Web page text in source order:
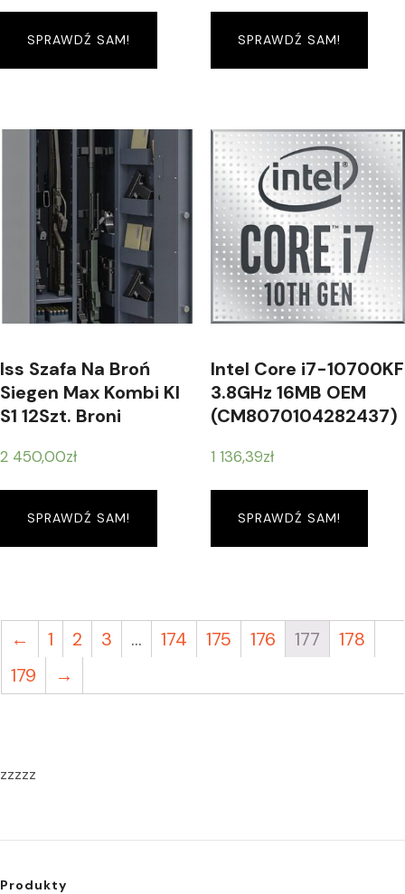
SPRAWDŹ SAM! SPRAWDŹ SAM!
Iss Szafa Na Broń
Siegen Max Kombi Kl
S1 12Szt. Broni
2 450,00zł
SPRAWDŹ SAM!
Intel Core i7-10700KF
3.8GHz 16MB OEM
(CM8070104282437)
1 136,39zł
SPRAWDŹ SAM!
← 1 2 3 … 174 175 176 177
178
179
→
zzzzz
Produkty